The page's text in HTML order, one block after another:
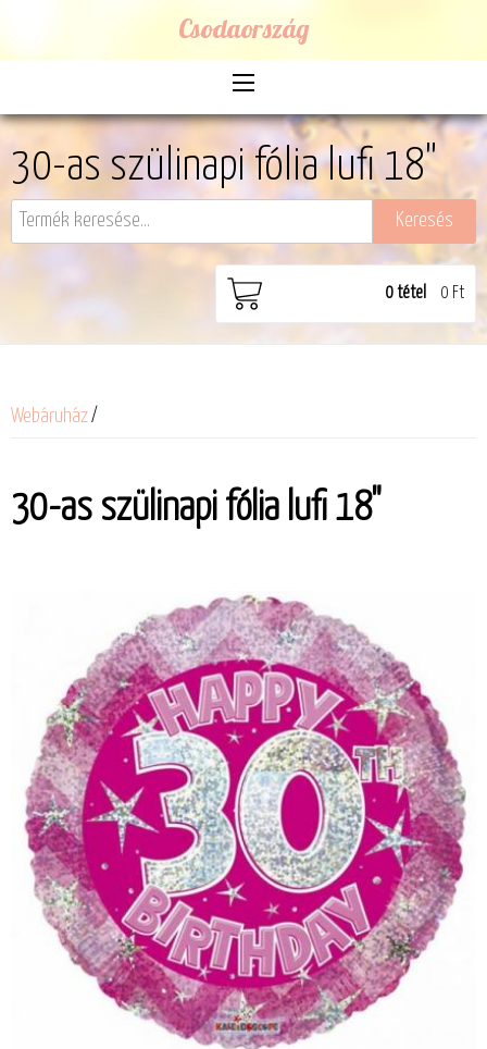
Csodaország
30-as szülinapi fólia lufi 18"
0tétel 0 Ft
Webáruház/
30-as szülinapi fólia lufi 18"